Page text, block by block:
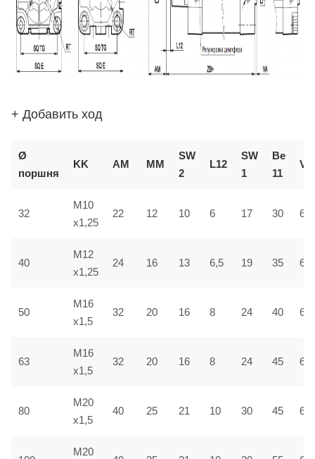
+ Добавить ход
Ø
поршня
KK AM ММ
SW
2
L12
SW
1
Вe
11
VD
32
M10
x1,25
22 12 10 6 17 30 6
40
M12
x1,25
24 16 13 6,5 19 35 6,5
50
M16
x1,5
32 20 16 8 24 40 6,5
63
M16
x1,5
32 20 16 8 24 45 6,5
80
M20
x1,5
40 25 21 10 30 45 6,5
M20